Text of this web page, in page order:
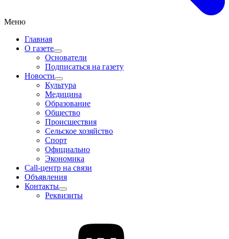
Меню
Главная
О газете
Основатели
Подписаться на газету
Новости
Культура
Медицина
Образование
Общество
Происшествия
Сельское хозяйство
Спорт
Официально
Экономика
Call-центр на связи
Объявления
Контакты
Реквизиты